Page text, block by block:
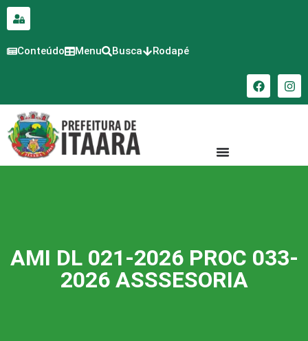
conteúdo
Conteúdo Menu Busca Rodapé
AMI DL 021-2026 PROC 033-
2026 ASSSESORIA